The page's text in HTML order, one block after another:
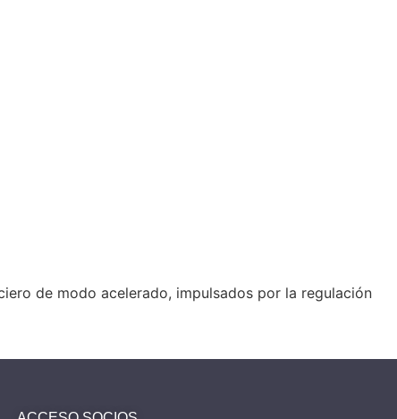
de modo acelerado, impulsados por la regulación